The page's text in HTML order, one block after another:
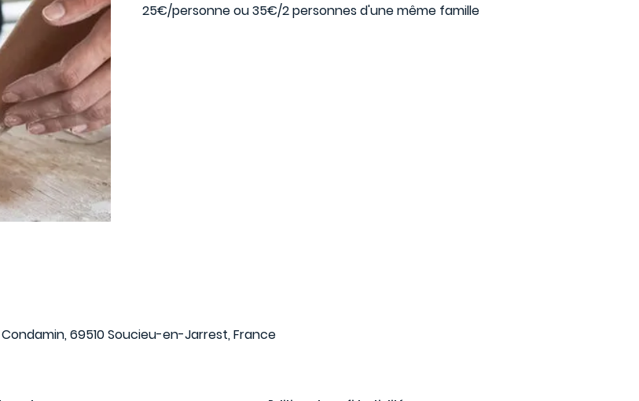
25€/personne ou 35€/2 personnes d'une même famille
69510 Soucieu-en-Jarrest, France